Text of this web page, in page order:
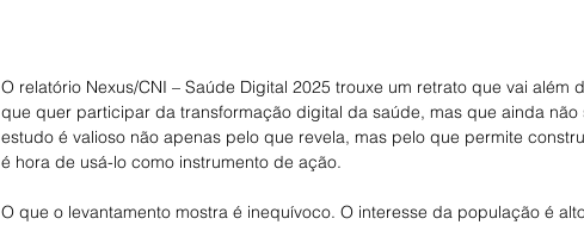
O relatório Nexus/CNI – Saúde Digital 2025 trouxe um retrato que vai além
que quer participar da transformação digital da saúde, mas que ainda
estudo é valioso não apenas pelo que revela, mas pelo que permite
é hora de usá-lo como instrumento de ação.
O que o levantamento mostra é inequívoco. O interesse da população é